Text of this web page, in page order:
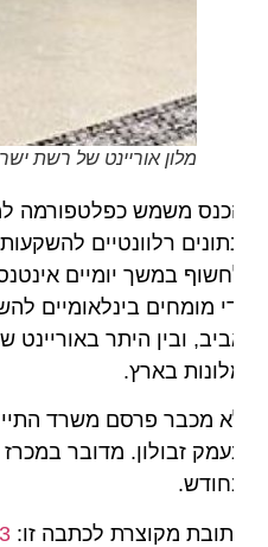
מלון אוריינט של רשת
משמש כפלטפורמה למפגש
רלוונטיים להשקעות
במשך יומיים
מומחים בינלאומיים
ובין היתר באוריינט
בארץ.
מכבר פרסם משרד התיירות
מקוצרת לכתבה זו: